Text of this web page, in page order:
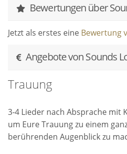
Bewertungen über
Jetzt als erstes eine Bewertung
Angebote von Sounds
Trauung
3-4 Lieder nach Absprache mit
um Eure Trauung zu einem
berührenden Augenblick zu